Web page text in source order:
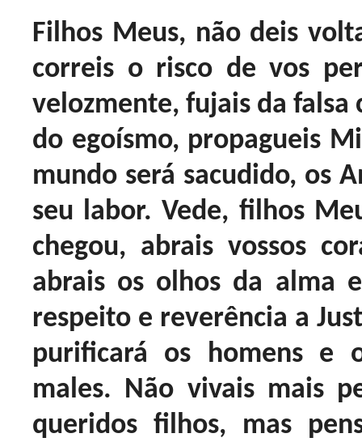
Filhos Meus, não deis
correis o risco de vos
velozmente, fujais da falsa
do egoísmo, propagueis
mundo será sacudido, os
seu labor. Vede, filhos
chegou, abrais vossos
abrais os olhos da alma
respeito e reverência a
purificará os homens e
males. Não vivais mais
queridos filhos, mas